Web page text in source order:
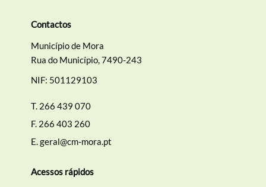
Contactos
Município de Mora
Rua do Município, 7490-243
NIF: 501129103
T. 266 439 070
F. 266 403 260
E.geral@cm-mora.pt
Acessos rápidos